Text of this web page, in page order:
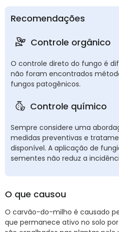
Recomendações
Controle orgânico
O controle direto do fungo é
não foram encontrados
fungos patogênicos.
Controle químico
Sempre considere uma
medidas preventivas e
disponível. A aplicação de
sementes não reduz a
O que causou
O carvão-do-milho é causado
que permanece ativo no solo